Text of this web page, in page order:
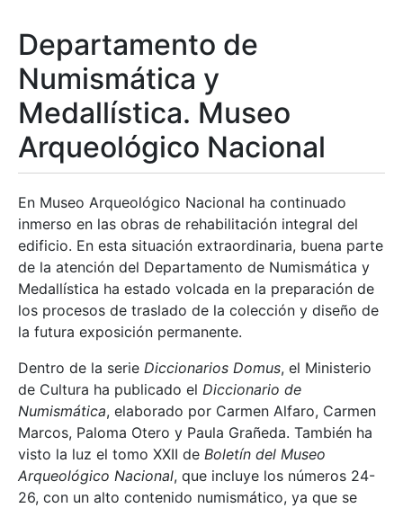
Mostrar/Ocultar
Departamento de
Numismática y
Medallística. Museo
Arqueológico Nacional
En Museo Arqueológico Nacional ha continuado
inmerso en las obras de rehabilitación integral del
edificio. En esta situación extraordinaria, buena parte
de la atención del Departamento de Numismática y
Medallística ha estado volcada en la preparación de
los procesos de traslado de la colección y diseño de
la futura exposición permanente.
Dentro de la serie Diccionarios Domus, el Ministerio
de Cultura ha publicado el Diccionario de
Numismática, elaborado por Carmen Alfaro, Carmen
Marcos, Paloma Otero y Paula Grañeda. También ha
visto la luz el tomo XXII de Boletín del Museo
Arqueológico Nacional, que incluye los números 24-
26, con un alto contenido numismático, ya que se